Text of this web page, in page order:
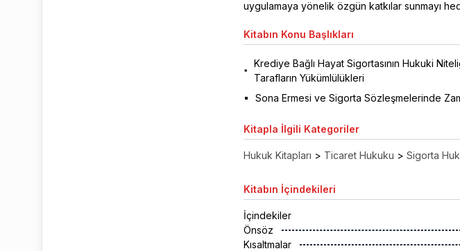
uygulamaya yönelik özgün katkılar sunmayı
Kitabın Konu Başlıkları
Krediye Bağlı Hayat Sigortasının Hukuki
Tarafların Yükümlülükleri
Sona Ermesi ve Sigorta Sözleşmelerinde
Kitapla İlgili Kategoriler
Hukuk Kitapları > Ticaret Hukuku > Sigorta
Kitabın İçindekileri
İçindekiler
Önsöz
Kısaltmalar